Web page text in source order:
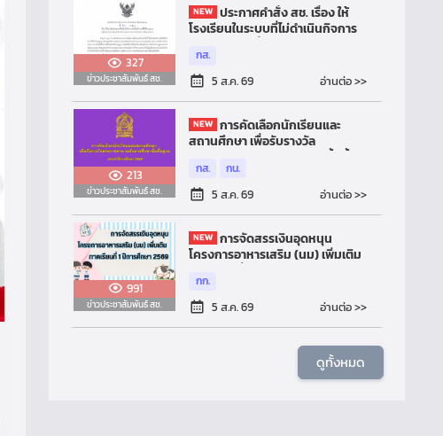
327
ข่าวประชาสัมพันธ์ สช.
ประกาศคำสั่ง สช. เรื่อง ให้
โรงเรียนในระบบที่ไม่ดำเนินกิจการ
ความควบคุมของสำนักงานคณะ
กรร...
กส.
5 ส.ค. 69 อ่านต่อ >>
213
ข่าวประชาสัมพันธ์ สช.
การคัดเลือกนักเรียนและ
สถานศึกษา เพื่อรับรางวัล
ฐาน ประจำปีการศึกษา 2569
กส. กน.
5 ส.ค. 69 อ่านต่อ >>
991
ข่าวประชาสัมพันธ์ สช.
การจัดสรรเงินอุดหนุน
โครงการอาหารเสริม (นม) เพิ่มเติม
กก.
5 ส.ค. 69 อ่านต่อ >>
ดูทั้งหมด